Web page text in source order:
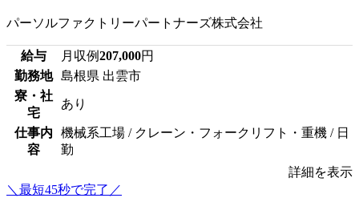
パーソルファクトリーパートナーズ株式会社
給与 月収例207,000円
勤務地
島根県 出雲市
寮・社
宅
あり
仕事内
容
機械系工場 / クレーン・フォークリフト・重機 / 日
勤
詳細を表示
＼最短45秒で完了／